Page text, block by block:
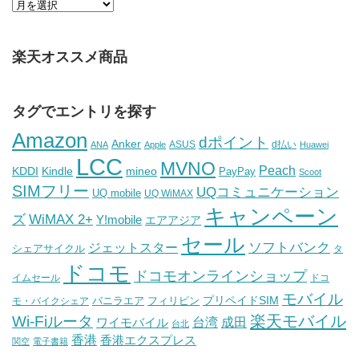
楽天オススメ商品
タグでエントリを探す
Amazon ANA Anker Apple ASUS dポイント d払い Huawei
KDDI Kindle LCC mineo MVNO PayPay Peach Scoot
SIMフリー UQ mobile UQ WiMAX UQコミュニケーション
ズ WiMAX 2+ Y!mobile エアアジア キャンペーン
シェアサイクル ジェットスター セール ソフトバンク タ
イムセール ドコモ ドコモオンラインショップ ドコ
モ・バイクシェア バニラエア フィリピン プリペイドSIM モバイル
Wi-Fiルータ ワイモバイル 台北 台湾 成田 楽天モバイル
関空 電子書籍 香港 香港エクスプレス